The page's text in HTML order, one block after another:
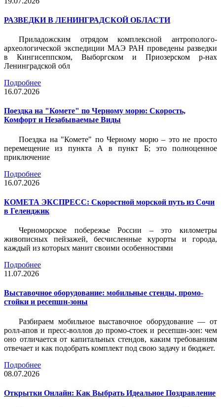
РАЗВЕДКИ В ЛЕНИНГРАДСКОЙ ОБЛАСТИ
Приладожским отрядом комплексной антрополого-
археологической экспедиции МАЭ РАН проведены разведки
в Кингисеппском, Выборгском и Приозерском р-нах
Ленинградской обл
Подробнее
16.07.2026
Поездка на "Комете" по Черному морю: Скорость,
Комфорт и Незабываемые Виды
Поездка на "Комете" по Черному морю – это не просто
перемещение из пункта А в пункт Б; это полноценное
приключение
Подробнее
16.07.2026
КОМЕТА ЭКСПРЕСС: Скоростной морской путь из Сочи
в Геленджик
Черноморское побережье России – это километры
живописных пейзажей, бесчисленные курорты и города,
каждый из которых манит своими особенностями
Подробнее
11.07.2026
Выставочное оборудование: мобильные стенды, промо-
стойки и ресепшн-зоны
Разбираем мобильное выставочное оборудование — от
ролл-апов и пресс-воллов до промо-стоек и ресепшн-зон: чем
оно отличается от капитальных стендов, каким требованиям
отвечает и как подобрать комплект под свою задачу и бюджет.
Подробнее
08.07.2026
Открытки Онлайн: Как Выбрать Идеальное Поздравление